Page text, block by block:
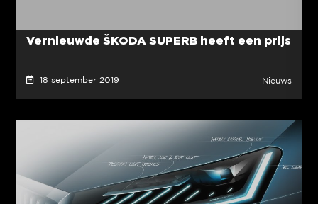
Vernieuwde ŠKODA SUPERB heeft een prijs
18 september 2019 Nieuws